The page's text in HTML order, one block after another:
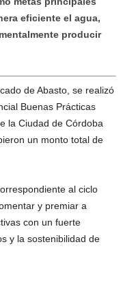
eficiente el agua,
producir
de Abasto, se realizó
Buenas Prácticas
la Ciudad de Córdoba
un monto total de
al ciclo
y premiar a
con un fuerte
y la sostenibilidad de